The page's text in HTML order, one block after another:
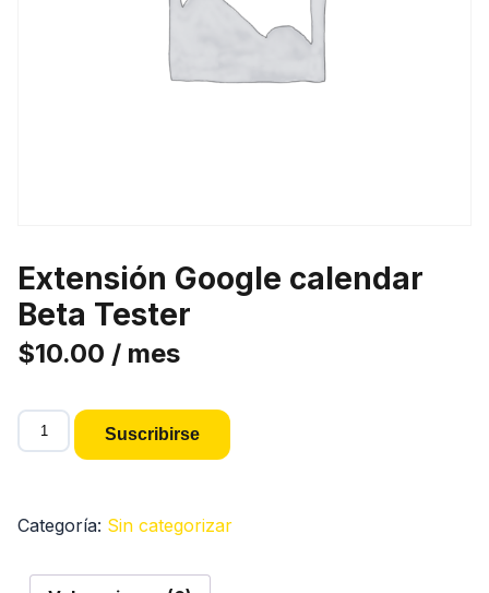
Extensión Google calendar
Beta Tester
$10.00 / mes
Extensión
Google
Tester
Suscribirse
Categoría: Sin categorizar